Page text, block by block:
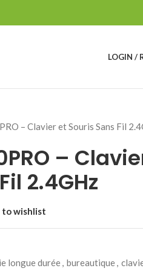
LOGIN /
– Clavier et Souris Sans Fil
–
2.4GHz
to wishlist
longue durée, bureautique,